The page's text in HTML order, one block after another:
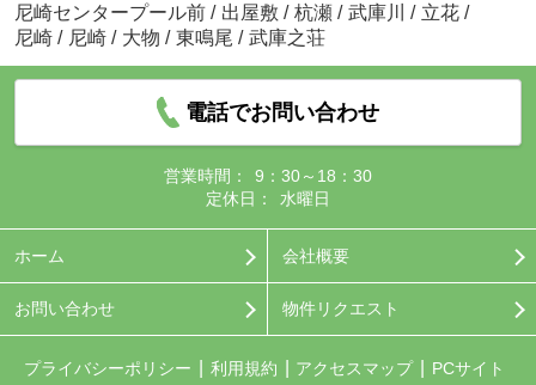
尼崎センタープール前 / 出屋敷 / 杭瀬 / 武庫川 / 立花 /
尼崎 / 尼崎 / 大物 / 東鳴尾 / 武庫之荘
電話でお問い合わせ
営業時間：
9：30～18：30
定休日：
水曜日
ホーム 会社概要
お問い合わせ 物件リクエスト
プライバシーポリシー 利用規約 アクセスマップ
PCサイト